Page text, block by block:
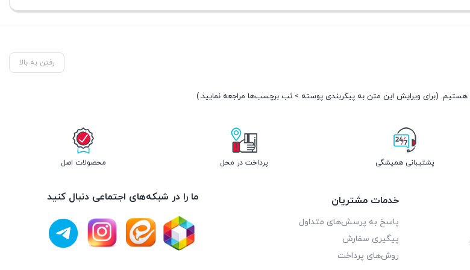
رفتن به بالا
پشتیبانی همیشگی پرداخت در محل محصولات اصل
خدمات مشتریان
پاسخ به پرسش‌های متداول
پیگیری سفارش
روش‌های پرداخت
ما را در شبکه‌های اجتماعی دنبال کنید